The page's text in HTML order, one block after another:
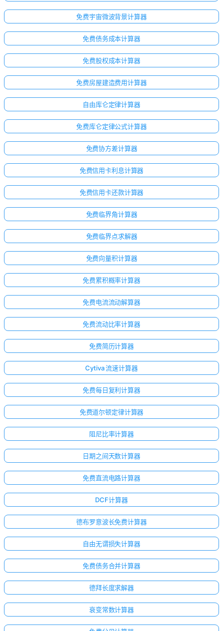
免费宇宙微波背景计算器
免费债务成本计算器
免费股权成本计算器
免费房屋建造费用计算器
自由库仑定律计算器
免费库仑定律公式计算器
免费协方差计算器
免费信用卡利息计算器
免费信用卡还款计算器
免费临界角计算器
免费临界点求解器
免费向量积计算器
免费累积概率计算器
免费电流流动解算器
免费流动比率计算器
免费简历计算器
Cytiva 流速计算器
免费每日复利计算器
免费道尔顿定律计算器
阻尼比率计算器
日期之间天数计算器
免费直流电路计算器
DCF计算器
德布罗意波长免费计算器
自由无谓损失计算器
免费债务合并计算器
德拜长度求解器
衰变常数计算器